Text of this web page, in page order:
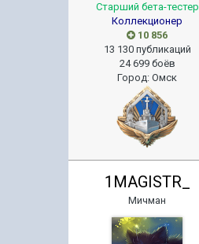
Старший бета-тестер
Коллекционер
10 856
13 130 публикаций
24 699 боёв
Город:Омск
1MAGISTR_
Мичман